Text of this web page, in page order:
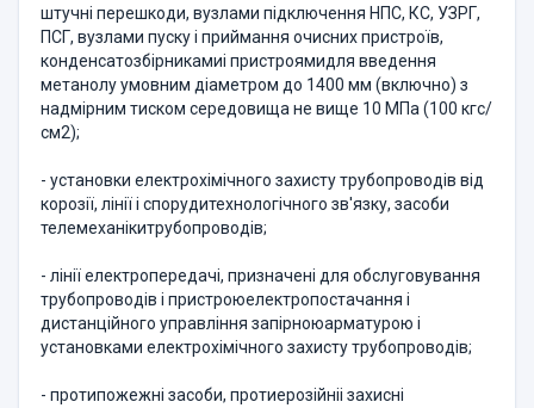
штучні перешкоди, вузлами підключення НПС, КС, УЗРГ,
ПСГ, вузлами пуску і приймання очисних пристроїв,
конденсатозбірникамиі пристроямидля введення
метанолу умовним діаметром до 1400 мм (включно) з
надмірним тиском середовища не вище 10 МПа (100 кгс/
см2);
- установки електрохімічного захисту трубопроводів від
корозії, лінії і спорудитехнологічного зв'язку, засоби
телемеханікитрубопроводів;
- лінії електропередачі, призначені для обслуговування
трубопроводів і пристроюелектропостачання і
дистанційного управління запірноюарматурою і
установками електрохімічного захисту трубопроводів;
- протипожежні засоби, протиерозійніі захисні